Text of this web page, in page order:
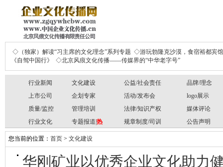
◇（独家）解读“习主席的文化理念”系列专题 ◇游玩勃隆克沙漠，食宿裕都宾馆
《自驾中国行》
◇北京风痕文化传播——传媒界的“中华老字号”
行业新闻 文化建设 公益/社会责任
品牌/理念
上市公司
企划专家 活动/发布会
logo展示
质量/监控
管理培训 法律/知识产权
媒体评论
行业文化
专题报道| 热 规章制度/司训 公告声明
您当前的位置： 首页 > 文化建设
华刚矿业以优秀企业文化助力